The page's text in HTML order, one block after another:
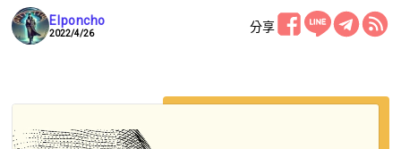
Elponcho
2022/4/26 分享